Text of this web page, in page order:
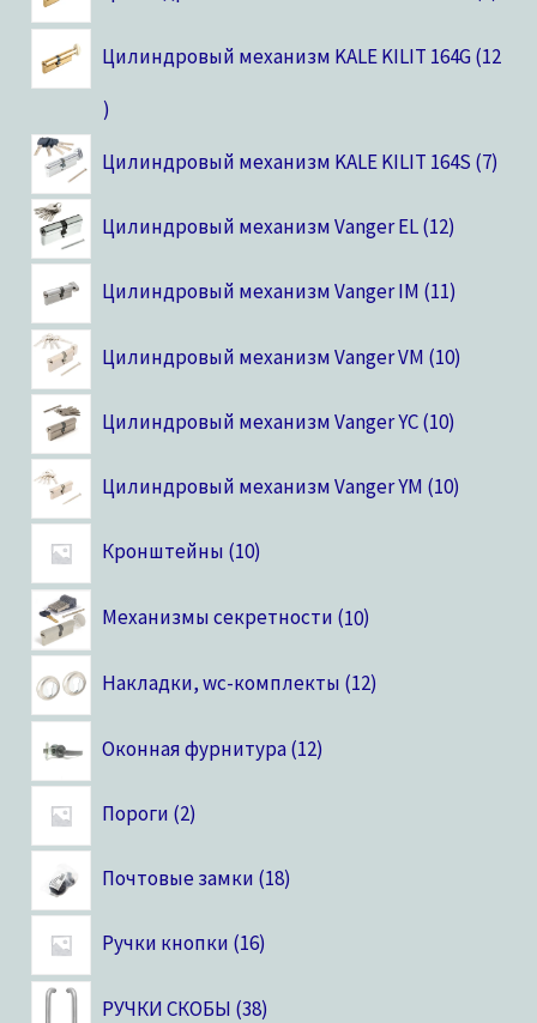
Цилиндровый механизм KALE KILIT 164G 12
Цилиндровый механизм KALE KILIT 164S 7
Цилиндровый механизм Vanger EL 12
Цилиндровый механизм Vanger IM 11
Цилиндровый механизм Vanger VM 10
Цилиндровый механизм Vanger YC 10
Цилиндровый механизм Vanger YM 10
Кронштейны 10
Механизмы секретности 10
Накладки, wc-комплекты 12
Оконная фурнитура 12
Пороги 2
Почтовые замки 18
Ручки кнопки 16
РУЧКИ СКОБЫ 38